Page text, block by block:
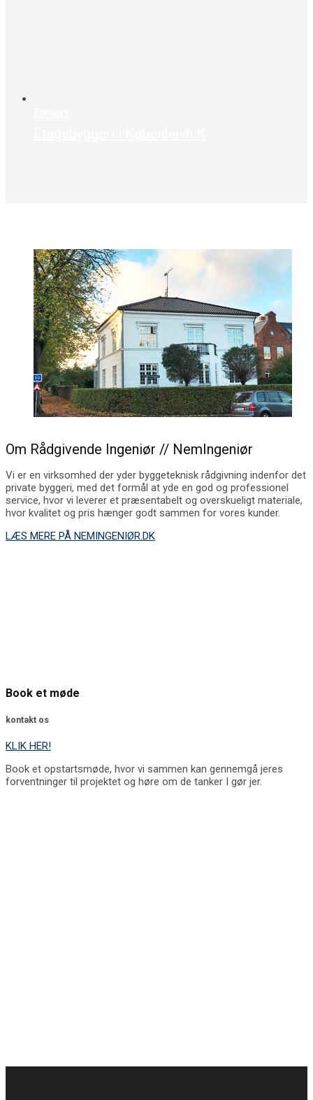
Om Rådgivende Ingeniør // NemIngeniør
Vi er en virksomhed der yder byggeteknisk rådgivning indenfor det
private byggeri, med det formål at yde en god og professionel
service, hvor vi leverer et præsentabelt og overskueligt materiale,
hvor kvalitet og pris hænger godt sammen for vores kunder.
LÆS MERE PÅ NEMINGENIØR.DK
Book et møde
kontakt os
KLIK HER!
Book et opstartsmøde, hvor vi sammen kan gennemgå jeres
forventninger til projektet og høre om de tanker I gør jer.